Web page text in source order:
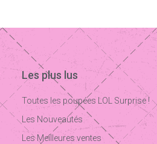
Les plus lus
Toutes les poupées LOL Surprise !
Les Nouveautés
Les Meilleures ventes